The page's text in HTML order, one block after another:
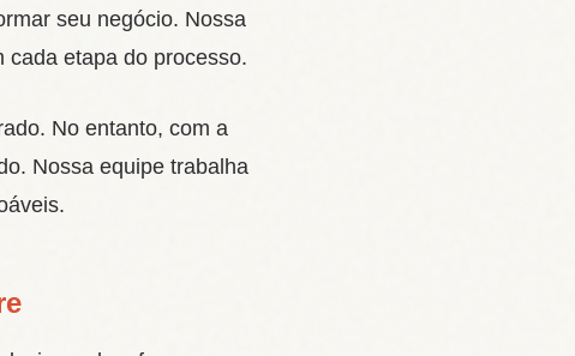
seu negócio. Nossa
cada etapa do processo.
No entanto, com a
Nossa equipe trabalha